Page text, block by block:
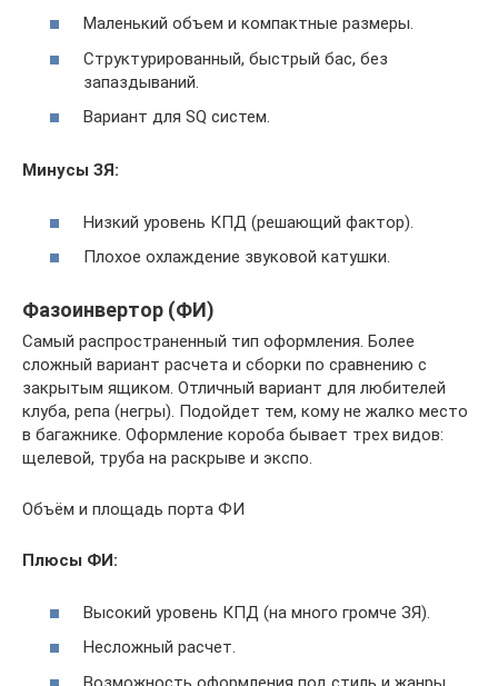
Маленький объем и компактные размеры.
Структурированный, быстрый бас, без
запаздываний.
Вариант для SQ систем.
Минусы ЗЯ:
Низкий уровень КПД (решающий фактор).
Плохое охлаждение звуковой катушки.
Фазоинвертор (ФИ)
Самый распространенный тип оформления. Более
сложный вариант расчета и сборки по сравнению с
закрытым ящиком. Отличный вариант для любителей
клуба, репа (негры). Подойдет тем, кому не жалко место
в багажнике. Оформление короба бывает трех видов:
щелевой, труба на раскрыве и экспо.
Объём и площадь порта ФИ
Плюсы ФИ:
Высокий уровень КПД (на много громче ЗЯ).
Несложный расчет.